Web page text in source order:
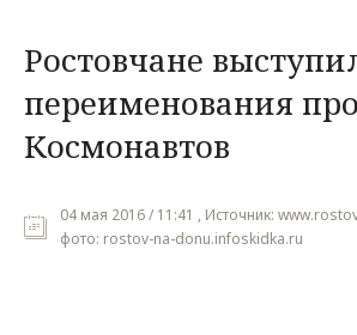
Наука
Культура
Общество
Мнения
Ростовчане
переименования
Космонавтов
04 мая 2016 / 11:41 , Источник:
фото: rostov-na-donu.infoskidka.ru